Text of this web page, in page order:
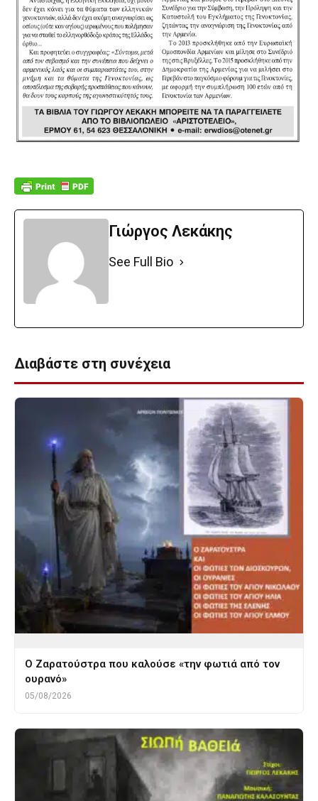
Γιώργος Λεκάκης
See Full Bio
Διαβάστε στη συνέχεια
Ο Ζαρατούστρα που καλούσε «την φωτιά από τον
ουρανό»
05/08/2026